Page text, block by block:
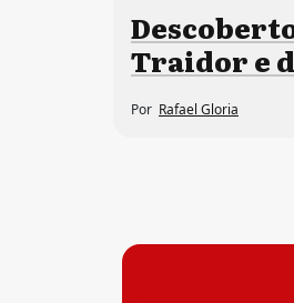
Traidor e
Por Rafael Gloria